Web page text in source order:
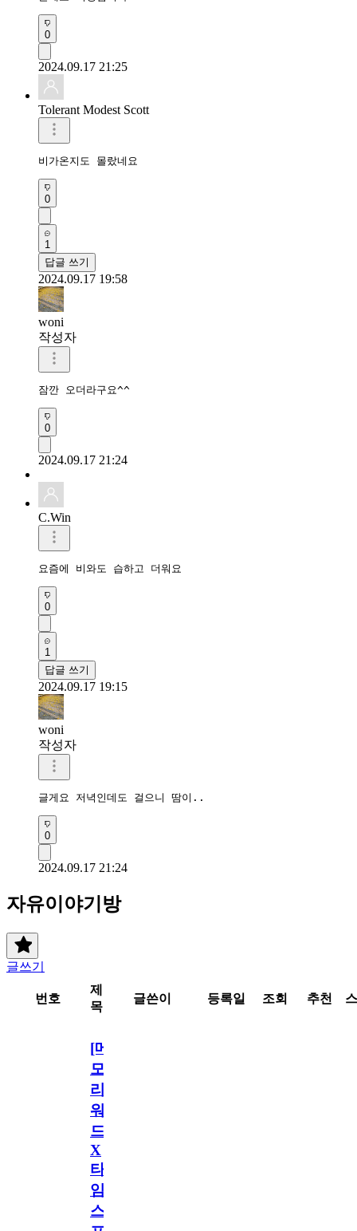
0
2024.09.17 21:25
Tolerant Modest Scott
비가온지도 몰랐네요
0
1
답글 쓰기
2024.09.17 19:58
woni
작성자
잠깐 오더라구요^^
0
2024.09.17 21:24
C.Win
요즘에 비와도 습하고 더워요
0
1
답글 쓰기
2024.09.17 19:15
woni
작성자
글게요 저녁인데도 걸으니 땀이..
0
2024.09.17 21:24
자유이야기방
글쓰기
번호
제
목
글쓴이 등록일 조회 추천
[메
모
리
워
드
X
타
임
스